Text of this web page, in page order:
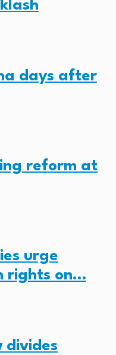
days after
reform at
urge
rights on…
divides